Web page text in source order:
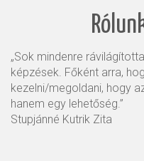
„Sok mindenre
képzések. Főként arra,
kezelni/megoldani, hogy
hanem egy lehetőség.”
Stupjánné Kutrik Zita